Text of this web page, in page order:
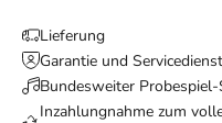
Lieferung
Garantie und
Bundesweiter
Inzahlungnahme zum